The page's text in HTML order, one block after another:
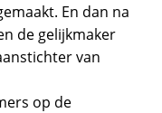
En dan na
de gelijkmaker
van
op de